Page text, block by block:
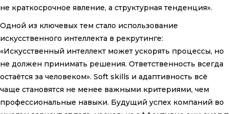
не краткосрочное явление, а структурная тенденция».
Одной из ключевых тем стало использование
искусственного интеллекта в рекрутинге:
«Искусственный интеллект может ускорять процессы, но
не должен принимать решения. Ответственность всегда
остаётся за человеком». Soft skills и адаптивность всё
чаще становятся не менее важными критериями, чем
профессиональные навыки. Будущий успех компаний во